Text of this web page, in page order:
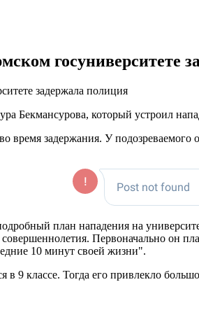
госуниверситете
задержала полиция
Бекмансурова, который устроил
задержания. У подозреваемого
план нападения на
Первоначально он
10 минут своей жизни".
9 классе. Тогда его привлекло